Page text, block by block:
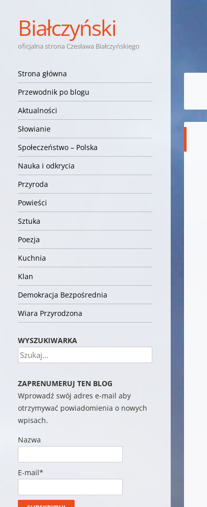
Białczyński
oficjalna strona Czesława Białczyńskiego
Nawigacja
Przejdź do treści
Strona główna
Przewodnik po blogu
Aktualności
Słowianie
Społeczeństwo – Polska
Nauka i odkrycia
Przyroda
Powieści
Sztuka
Poezja
Kuchnia
Klan
Demokracja Bezpośrednia
Wiara Przyrodzona
WYSZUKIWARKA
Szukaj
ZAPRENUMERUJ TEN BLOG
Wprowadź swój adres e-mail aby
otrzymywać powiadomienia o nowych
wpisach.
Nazwa
E-mail*